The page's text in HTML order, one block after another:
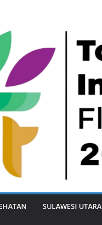
SULAWESI UTARA